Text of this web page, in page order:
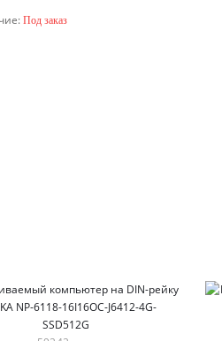
По запросу
Под заказ